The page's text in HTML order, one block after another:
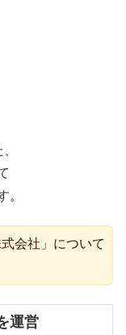
。
会社」について
運営